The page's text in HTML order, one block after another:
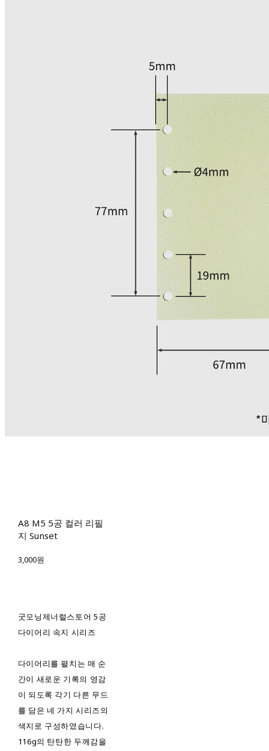
A8 M5 5공 컬러 리필
지 Sunset
3,000원
굿모닝제너럴스토어 5공
다이어리 속지 시리즈
다이어리를 펼치는 매 순
간이 새로운 기록의 영감
이 되도록 각기 다른 무드
를 담은 네 가지 시리즈의
색지로 구성하였습니다.
116g의 탄탄한 두께감을